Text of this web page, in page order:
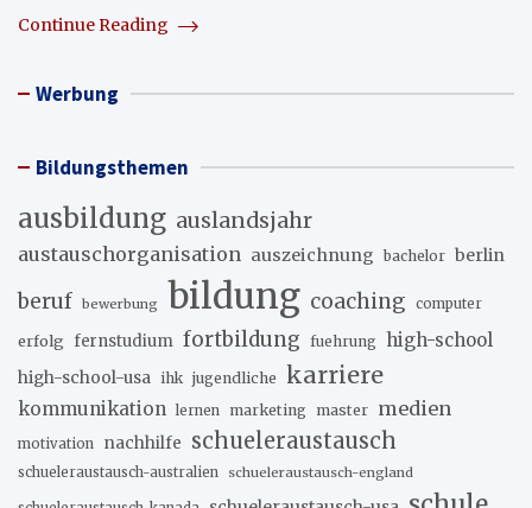
Continue Reading
Werbung
Bildungsthemen
ausbildung auslandsjahr
austauschorganisation auszeichnung bachelor berlin
beruf bewerbung bildung coaching computer
erfolg fernstudium fortbildung fuehrung high-school
high-school-usa ihk jugendliche karriere
kommunikation lernen marketing master medien
motivation nachhilfe schueleraustausch
schueleraustausch-australien schueleraustausch-england